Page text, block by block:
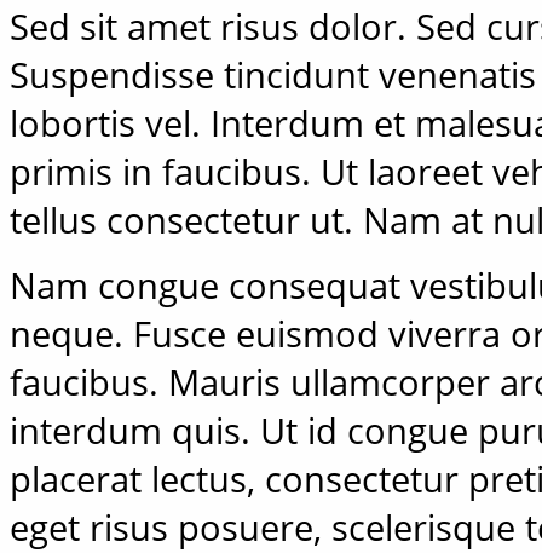
Sed sit amet risus dolor. Sed
Suspendisse tincidunt
lobortis vel. Interdum et
primis in faucibus. Ut laoreet
tellus consectetur ut. Nam at
Nam congue consequat
neque. Fusce euismod viverra
faucibus. Mauris ullamcorper
interdum quis. Ut id congue
placerat lectus, consectetur
eget risus posuere, scelerisque